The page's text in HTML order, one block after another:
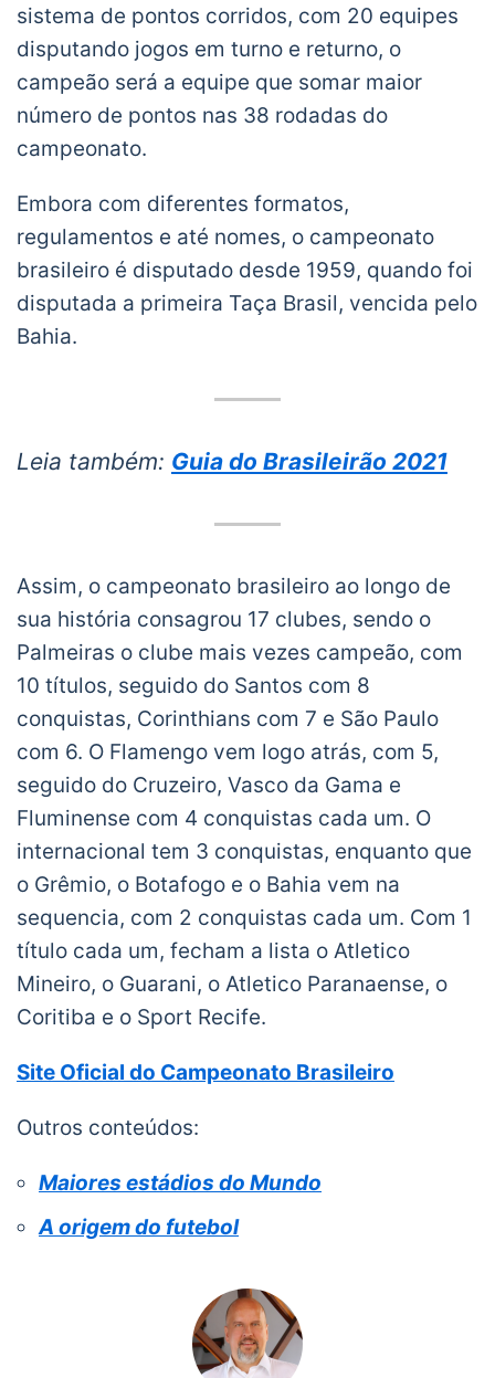
sistema de pontos corridos, com 20 equipes
disputando jogos em turno e returno, o
campeão será a equipe que somar maior
número de pontos nas 38 rodadas do
campeonato.
Embora com diferentes formatos,
regulamentos e até nomes, o campeonato
brasileiro é disputado desde 1959, quando foi
disputada a primeira Taça Brasil, vencida pelo
Bahia.
Leia também: Guia do Brasileirão 2021
Assim, o campeonato brasileiro ao longo de
sua história consagrou 17 clubes, sendo o
Palmeiras o clube mais vezes campeão, com
10 títulos, seguido do Santos com 8
conquistas, Corinthians com 7 e São Paulo
com 6. O Flamengo vem logo atrás, com 5,
seguido do Cruzeiro, Vasco da Gama e
Fluminense com 4 conquistas cada um. O
internacional tem 3 conquistas, enquanto que
o Grêmio, o Botafogo e o Bahia vem na
sequencia, com 2 conquistas cada um. Com 1
título cada um, fecham a lista o Atletico
Mineiro, o Guarani, o Atletico Paranaense, o
Coritiba e o Sport Recife.
Site Oficial do Campeonato Brasileiro
Outros conteúdos:
Maiores estádios do Mundo
A origem do futebol